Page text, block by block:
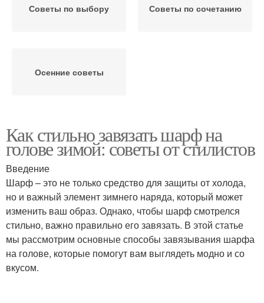
Советы по выбору Советы по сочетанию
Осенние советы
Как стильно завязать шарф на
голове зимой: советы от стилистов
Введение
Шарф – это не только средство для защиты от холода,
но и важный элемент зимнего наряда, который может
изменить ваш образ. Однако, чтобы шарф смотрелся
стильно, важно правильно его завязать. В этой статье
мы рассмотрим основные способы завязывания шарфа
на голове, которые помогут вам выглядеть модно и со
вкусом.